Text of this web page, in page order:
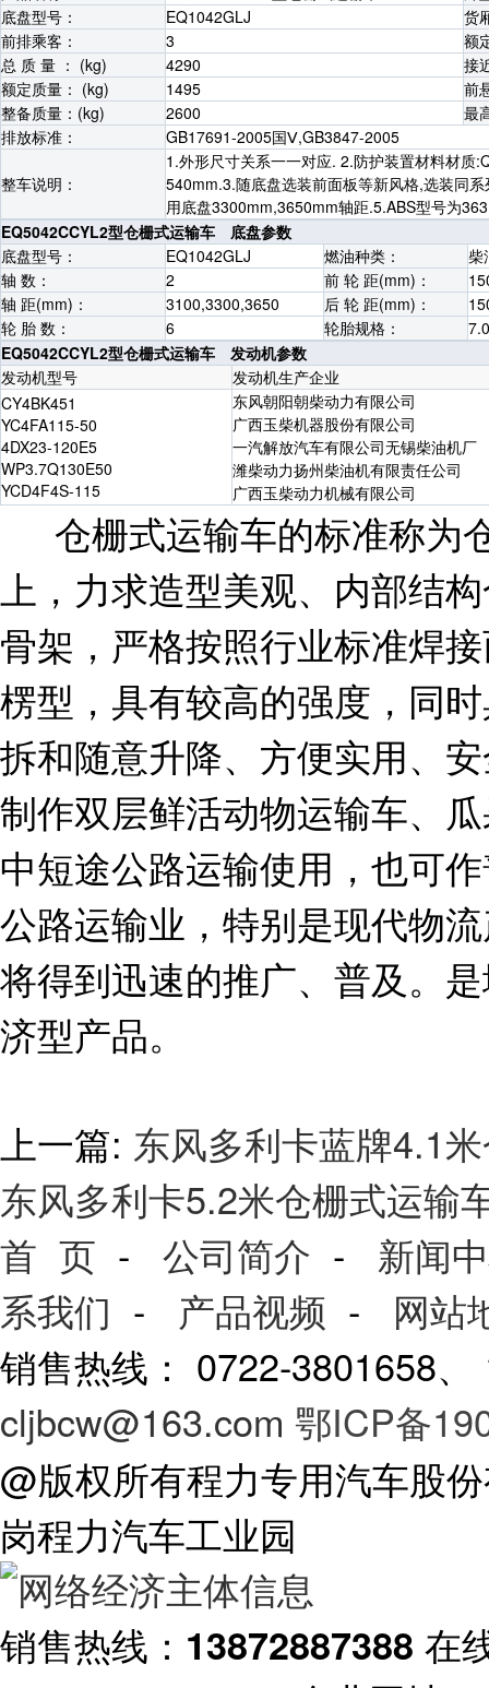
底盘型号：
EQ1042GLJ
货
前排乘客：
3
额
总 质 量 ： (kg)
4290
接
额定质量： (kg)
1495
前
整备质量：(kg)
2600
最
排放标准：
GB17691-2005国Ⅴ,GB3847-2005
整车说明：
1.外形尺寸关系一一对应. 2.防护装置材料材质
540mm.3.随底盘选装前面板等新风格,选装同
用底盘3300mm,3650mm轴距.5.ABS型号为
EQ5042CCYL2型仓栅式运输车 底盘参数
底盘型号：
EQ1042GLJ 燃油种类：
轴 数：
2 前 轮 距(mm)：
轴 距(mm)：
3100,3300,3650 后 轮 距(mm)：
轮 胎 数：
6 轮胎规格：
EQ5042CCYL2型仓栅式运输车 发动机参数
发动机型号
发动机生产企业
CY4BK451
YC4FA115-50
4DX23-120E5
WP3.7Q130E50
YCD4F4S-115
东风朝阳朝柴动力有限公司
广西玉柴机器股份有限公司
一汽解放汽车有限公司无锡柴油机厂
潍柴动力扬州柴油机有限责任公司
广西玉柴动力机械有限公司
仓栅式运输车的标准称为
上，力求造型美观、内部结
骨架，严格按照行业标准焊
楞型，具有较高的强度，同
拆和随意升降、方便实用、
制作双层鲜活动物运输车、
中短途公路运输使用，也可
公路运输业，特别是现代物
将得到迅速的推广、普及。
济型产品。
上一篇: 东风多利卡蓝牌4.1
东风多利卡5.2米仓栅式运输
首 页 - 公司简介 - 新闻
系我们 - 产品视频 - 网站
销售热线： 0722-3801658
cljbcw@163.com 鄂ICP备
@版权所有程力专用汽车股
岗程力汽车工业园
销售热线： 13872887388 在